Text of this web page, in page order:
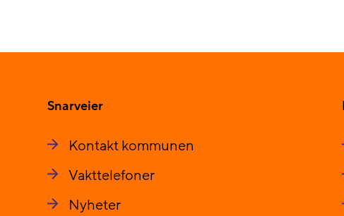
Snarveier
Kontakt kommunen
Vakttelefoner
Nyheter